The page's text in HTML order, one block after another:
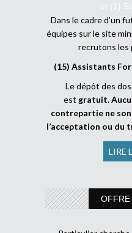
et (1)
Dans le cadre d’un
équipes sur le site
recrutons les
(15) Assistants
Le dépôt des
est gratuit.
contrepartie ne
l’acceptation ou du
LIRE
OFFRE